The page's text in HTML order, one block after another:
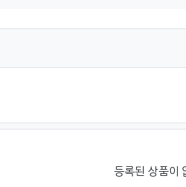
등록된 상품이